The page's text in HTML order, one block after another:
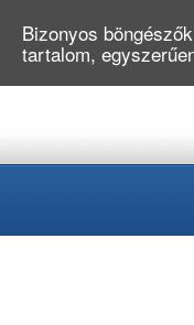
Bizonyos
tartalom,